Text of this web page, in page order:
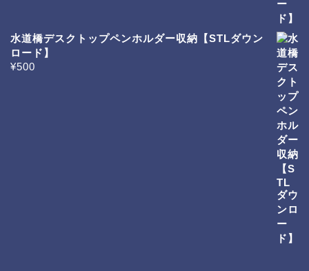
水道橋デスクトップペンホルダー収納【STLダウン
ロード】
¥500